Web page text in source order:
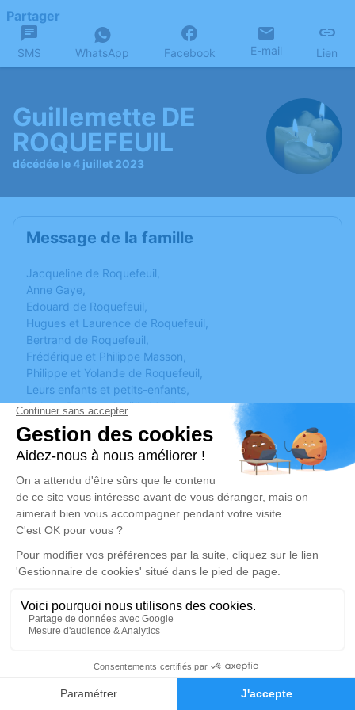
Faire-part Hommages
Partager
SMS WhatsApp Facebook E-mail Lien
Guillemette DE
ROQUEFEUIL
décédée le 4 juillet 2023
Message de la famille
Jacqueline de Roquefeuil,
Anne Gaye,
Edouard de Roquefeuil,
Hugues et Laurence de Roquefeuil,
Bertrand de Roquefeuil,
Frédérique et Philippe Masson,
Philippe et Yolande de Roquefeuil,
Leurs enfants et petits-enfants,
Colette Baron et Noëlle Morillon,
ont la tristesse de vous faire part du décès de leur mère
et soeur,
Eliane de Roquefeuil Amber et de Guillemette de
Roquefeuil Amber, sa fille.
Les obsèques seront célébrées dans l’église Saint Antoine
de Vaugneray, mardi 11 juillet 2023 à 15h00 et seront
suivies de l’inhumation dans le cimetière de Vaugneray.
Les 111 des Arts de Lyon
Un service de plantation d’arbre hommage est
Je rends hommage